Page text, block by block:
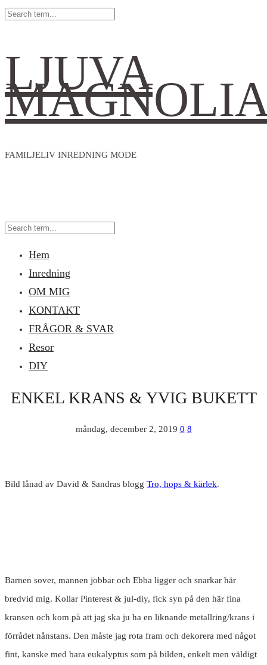
LJUVA
FAMILJELIV INREDNING MODE
Hem
Inredning
OM MIG
KONTAKT
FRÅGOR & SVAR
Resor
DIY
ENKEL KRANS & YVIG BUKETT
måndag, december 2, 2019 0 8
Bild lånad av David & Sandras blogg Tro, hops & kärlek.
Barnen sover, mannen jobbar och Ebba ligger och snarkar här
bredvid mig. Kollar Pinterest & jul-diy, fick syn på den här fina
kransen och kom på att jag ska ju ha en liknande metallring/krans i
förrådet nånstans. Den måste jag rota fram och dekorera med något
fint, kanske med bara eukalyptus som på bilden, enkelt men väldigt